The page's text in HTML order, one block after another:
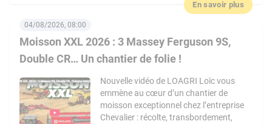
En savoir plus
Moisson XXL 2026 : 3 Massey Ferguson 9S,
Double CR… Un chantier de folie !
04/08/2026, 08:00
Nouvelle vidéo de LOAGRI Loïc vous
emmène au cœur d’un chantier de
moisson exceptionnel chez l’entreprise
Chevalier : récolte, transbordement,